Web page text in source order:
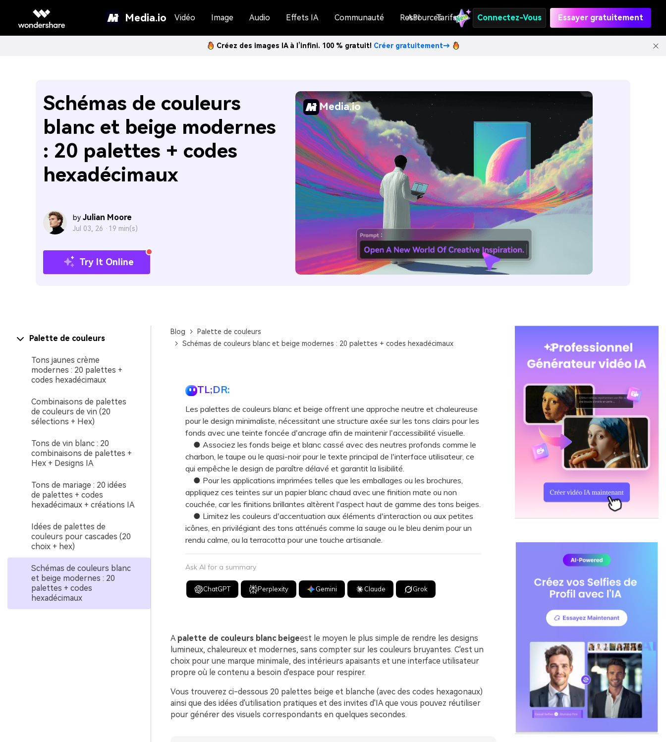
Media.io Vidéo Image Audio Effets IA Communauté Ressources
API Tarifs Connectez-Vous Essayer gratuitement
Créez des images IA à l’infini. 100 % gratuit! Créer gratuitement→
Schémas de couleurs
blanc et beige modernes
: 20 palettes + codes
hexadécimaux
by Julian Moore
Jul 03, 26 · 19 min(s)
Try It Online
Media.io
Palette de couleurs
Tons jaunes crème
modernes : 20 palettes +
codes hexadécimaux
Combinaisons de palettes
de couleurs de vin (20
sélections + Hex)
Tons de vin blanc : 20
combinaisons de palettes +
Hex + Designs IA
Tons de mariage : 20 idées
de palettes + codes
hexadécimaux + créations IA
Idées de palettes de
couleurs pour cascades (20
choix + hex)
Schémas de couleurs blanc
et beige modernes : 20
palettes + codes
hexadécimaux
Blog
Palette de couleurs
Schémas de couleurs blanc et beige modernes : 20 palettes + codes hexadécimaux
TL;DR:
Les palettes de couleurs blanc et beige offrent une approche neutre et chaleureuse
pour le design minimaliste, nécessitant une structure axée sur les tons clairs pour les
fonds avec une teinte foncée d'ancrage afin de maintenir l'accessibilité visuelle.
● Associez les fonds beige et blanc cassé avec des neutres profonds comme le
charbon, le taupe ou le quasi-noir pour le texte principal de l'interface utilisateur, ce
qui empêche le design de paraître délavé et garantit la lisibilité.
● Pour les applications imprimées telles que les emballages ou les brochures,
appliquez ces teintes sur un papier blanc chaud avec une finition mate ou non
couchée, car les finitions brillantes altèrent l'aspect haut de gamme des tons beiges.
● Limitez les couleurs d'accentuation aux éléments d'interaction ou aux petites
icônes, en privilégiant des tons atténués comme la sauge ou le bleu denim pour un
rendu calme, ou la terracotta pour une touche artisanale.
Ask AI for a summary
ChatGPT Perplexity Gemini Claude Grok
A palette de couleurs blanc beigeest le moyen le plus simple de rendre les designs
lumineux, chaleureux et modernes, sans compter sur les couleurs bruyantes. C'est un
choix pour une marque minimale, des intérieurs apaisants et une interface utilisateur
propre où le contenu a besoin d'espace pour respirer.
Vous trouverez ci-dessous 20 palettes beige et blanche (avec des codes hexagonaux)
ainsi que des idées d'utilisation pratiques et des invites d'IA que vous pouvez réutiliser
pour générer des visuels correspondants en quelques secondes.